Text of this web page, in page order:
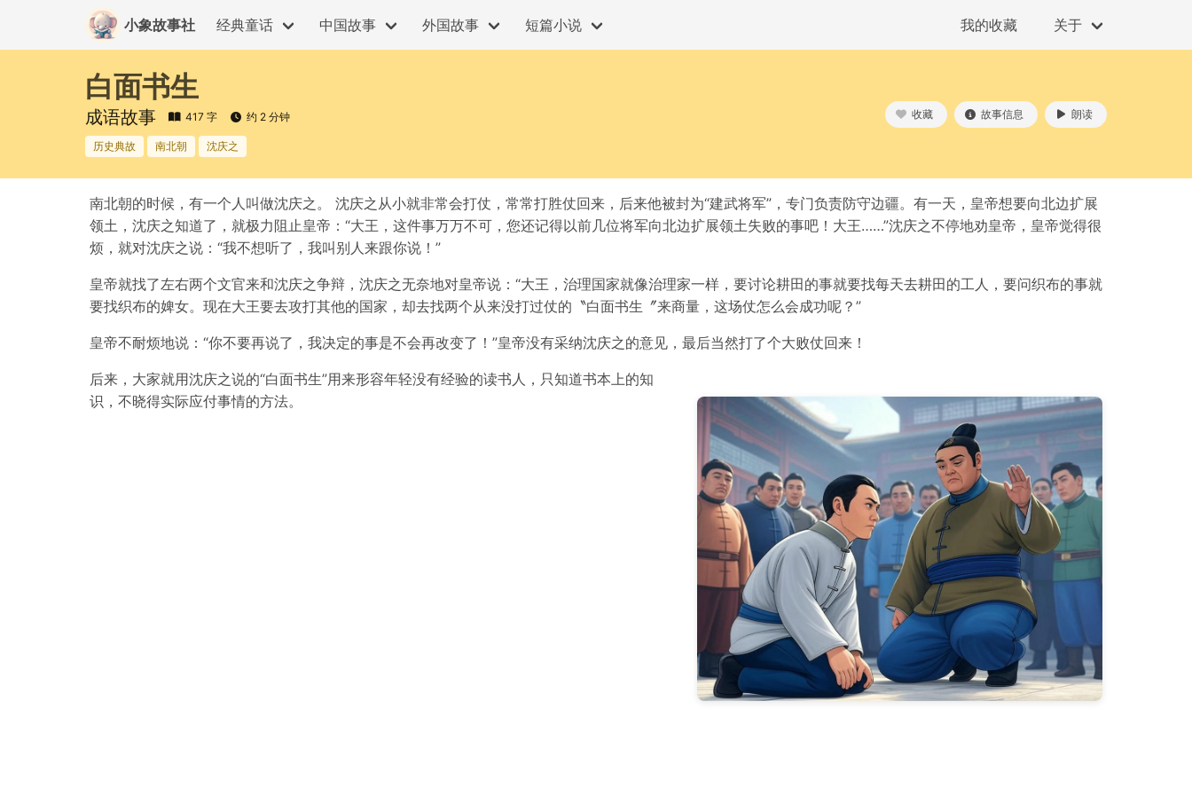
小象故事社 经典童话 中国故事 外国故事 短篇小说 我的收藏 关于
白面书生
成语故事 417 字 约 2 分钟
历史典故 南北朝 沈庆之
收藏 故事信息 朗读
南北朝的时候，有一个人叫做沈庆之。 沈庆之从小就非常会打仗，常常打胜仗回来，后来他被封为“建武将军”，专门负责防守边疆。有一天，皇帝想要向北边扩展
领土，沈庆之知道了，就极力阻止皇帝：“大王，这件事万万不可，您还记得以前几位将军向北边扩展领土失败的事吧！大王……”沈庆之不停地劝皇帝，皇帝觉得很
烦，就对沈庆之说：“我不想听了，我叫别人来跟你说！”
皇帝就找了左右两个文官来和沈庆之争辩，沈庆之无奈地对皇帝说：“大王，治理国家就像治理家一样，要讨论耕田的事就要找每天去耕田的工人，要问织布的事就
要找织布的婢女。现在大王要去攻打其他的国家，却去找两个从来没打过仗的〝白面书生〞来商量，这场仗怎么会成功呢？”
皇帝不耐烦地说：“你不要再说了，我决定的事是不会再改变了！”皇帝没有采纳沈庆之的意见，最后当然打了个大败仗回来！
后来，大家就用沈庆之说的“白面书生”用来形容年轻没有经验的读书人，只知道书本上的知
识，不晓得实际应付事情的方法。